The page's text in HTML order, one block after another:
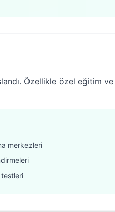
Özellikle özel eğitim
merkezleri